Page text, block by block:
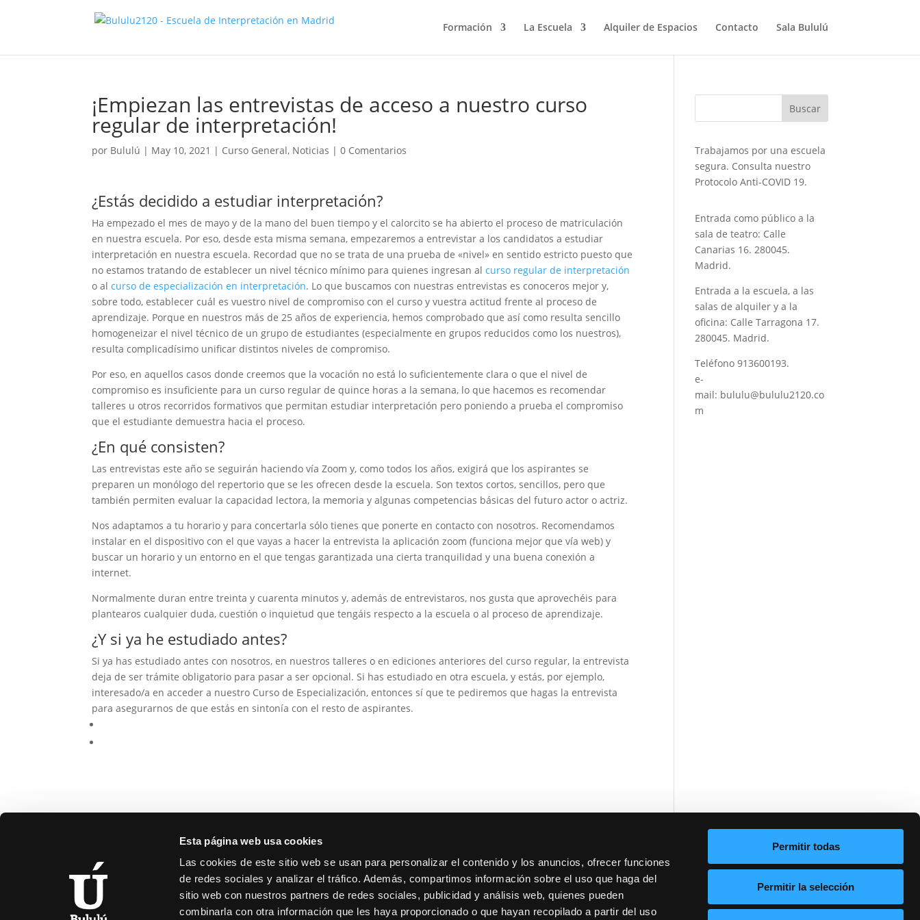
Esta página web usa cookies
Las cookies de este sitio web se usan para personalizar el contenido y los anuncios, ofrecer funciones
de redes sociales y analizar el tráfico. Además, compartimos información sobre el uso que haga del
sitio web con nuestros partners de redes sociales, publicidad y análisis web, quienes pueden
combinarla con otra información que les haya proporcionado o que hayan recopilado a partir del uso
Permitir todas
Permitir la selección
Formación La Escuela Alquiler de Espacios Contacto Sala Bululú
¡Empiezan las entrevistas de acceso a nuestro curso
regular de interpretación!
por Bululú | May 10, 2021 | Curso General, Noticias |0 Comentarios
¿Estás decidido a estudiar interpretación?
Ha empezado el mes de mayo y de la mano del buen tiempo y el calorcito se ha abierto el proceso de matriculación
en nuestra escuela. Por eso, desde esta misma semana, empezaremos a entrevistar a los candidatos a estudiar
interpretación en nuestra escuela. Recordad que no se trata de una prueba de «nivel» en sentido estricto puesto que
no estamos tratando de establecer un nivel técnico mínimo para quienes ingresan alcurso regular de interpretación
o alcurso de especialización en interpretación. Lo que buscamos con nuestras entrevistas es conoceros mejor y,
sobre todo, establecer cuál es vuestro nivel de compromiso con el curso y vuestra actitud frente al proceso de
aprendizaje. Porque en nuestros más de 25 años de experiencia, hemos comprobado que así como resulta sencillo
homogeneizar el nivel técnico de un grupo de estudiantes (especialmente en grupos reducidos como los nuestros),
resulta complicadísimo unificar distintos niveles de compromiso.
Por eso, en aquellos casos donde creemos que la vocación no está lo suficientemente clara o que el nivel de
compromiso es insuficiente para un curso regular de quince horas a la semana, lo que hacemos es recomendar
talleres u otros recorridos formativos que permitan estudiar interpretación pero poniendo a prueba el compromiso
que el estudiante demuestra hacia el proceso.
¿En qué consisten?
Las entrevistas este año se seguirán haciendo vía Zoom y, como todos los años, exigirá que los aspirantes se
preparen un monólogo del repertorio que se les ofrecen desde la escuela. Son textos cortos, sencillos, pero que
también permiten evaluar la capacidad lectora, la memoria y algunas competencias básicas del futuro actor o actriz.
Nos adaptamos a tu horario y para concertarla sólo tienes que ponerte en contacto con nosotros. Recomendamos
instalar en el dispositivo con el que vayas a hacer la entrevista la aplicación zoom (funciona mejor que vía web) y
buscar un horario y un entorno en el que tengas garantizada una cierta tranquilidad y una buena conexión a
internet.
Normalmente duran entre treinta y cuarenta minutos y, además de entrevistaros, nos gusta que aprovechéis para
plantearos cualquier duda, cuestión o inquietud que tengáis respecto a la escuela o al proceso de aprendizaje.
¿Y si ya he estudiado antes?
Si ya has estudiado antes con nosotros, en nuestros talleres o en ediciones anteriores del curso regular, la entrevista
deja de ser trámite obligatorio para pasar a ser opcional. Si has estudiado en otra escuela, y estás, por ejemplo,
interesado/a en acceder a nuestro Curso de Especialización, entonces sí que te pediremos que hagas la entrevista
para asegurarnos de que estás en sintonía con el resto de aspirantes.
Trabajamos por una escuela
segura. Consulta nuestro
Protocolo Anti-COVID 19.
Entrada como público a la
sala de teatro: Calle
Canarias 16. 280045.
Madrid.
Entrada a la escuela, a las
salas de alquiler y a la
oficina: Calle Tarragona 17.
280045. Madrid.
Teléfono913600193.
e-
mail: bululu@bululu2120.co
m
C/ Tarragona, 17. Madrid. Contacto